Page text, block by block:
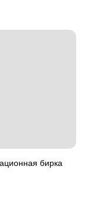
бирка